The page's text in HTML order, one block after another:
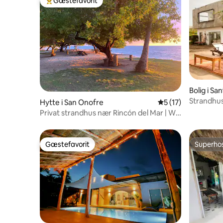
Bedste gæstefavorit
Hytte i San Onofre 5 ud af 5 i
5 (17)
Privat strandhus nær Rincón del Mar | Wi-
Bolig i
Gæstefavorit
Gæstefavorit